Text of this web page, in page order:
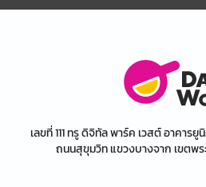
เลขที่ 111 ทรู ดิจิทัล พาร์ค เวสต์ อาคาร
ถนนสุขุมวิท แขวงบางจาก เขตพร